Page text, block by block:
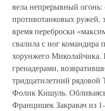
вела непрерывный
противотанковых ружей,
время переброски
свалила с ног командира
хорунжего Миколайчика.
гренадерами,
тридцатилетний
Фолик Кишуль.
Францишек Закравач из